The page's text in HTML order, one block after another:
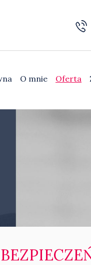
O mnie Oferta